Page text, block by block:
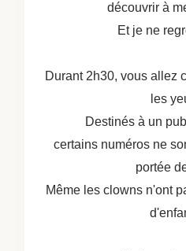
découvrir à
Et je ne
Durant 2h30, vous allez
les
Destinés à un
certains numéros ne
portée
Même les clowns n'ont